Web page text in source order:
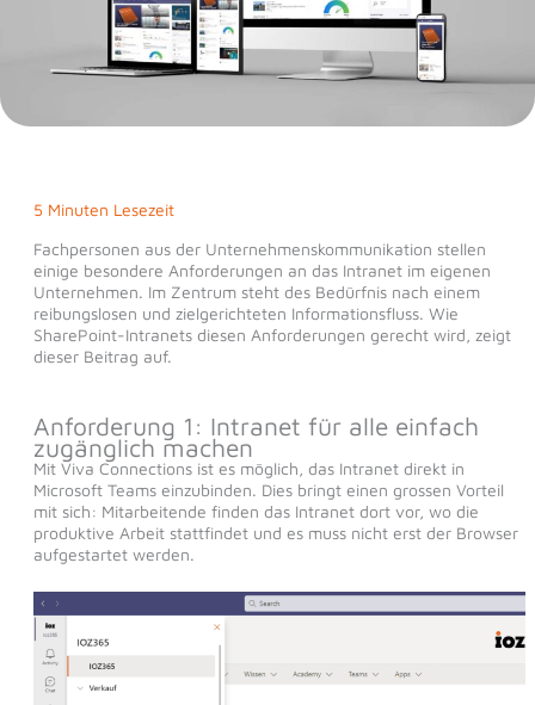
5 Minuten Lesezeit
Fachpersonen aus der Unternehmenskommunikation stellen
einige besondere Anforderungen an das Intranet im eigenen
Unternehmen. Im Zentrum steht des Bedürfnis nach einem
reibungslosen und zielgerichteten Informationsfluss. Wie
SharePoint-Intranets diesen Anforderungen gerecht wird, zeigt
dieser Beitrag auf.
Anforderung 1: Intranet für alle einfach
zugänglich machen
Mit Viva Connections ist es möglich, das Intranet direkt in
Microsoft Teams einzubinden. Dies bringt einen grossen Vorteil
mit sich: Mitarbeitende finden das Intranet dort vor, wo die
produktive Arbeit stattfindet und es muss nicht erst der Browser
aufgestartet werden.